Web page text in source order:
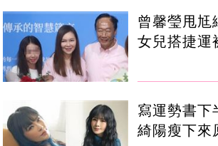
曾馨瑩甩
女兒搭捷運
寫運勢書下
綺陽瘦下來